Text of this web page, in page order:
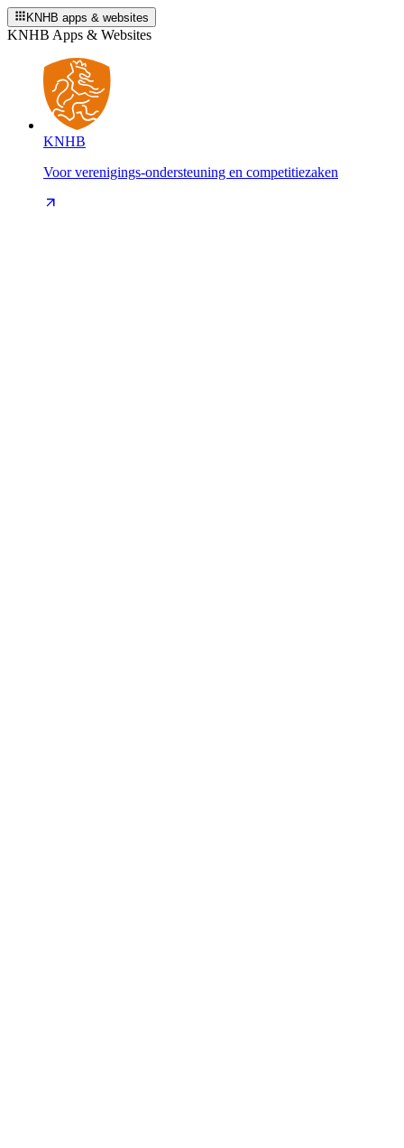
KNHB apps & websites
KNHB Apps & Websites
KNHB
Voor verenigings-ondersteuning en competitiezaken